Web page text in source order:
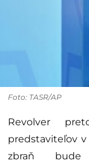
Foto: TASR/AP
Revolver
predstaviteľov v
zbraň bude